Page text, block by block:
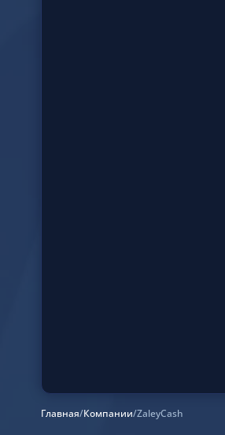
Главная/Компании/ZaleyCash